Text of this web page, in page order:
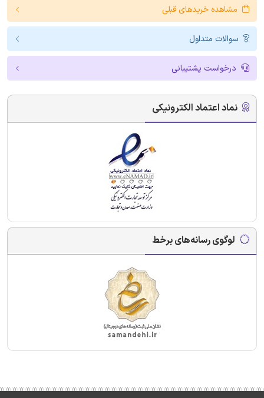
مشاهده خریدهای قبلی
سوالات متداول
درخواست پشتیبانی
نماد اعتماد الکترونیکی
لوگوی رسانه‌های برخط